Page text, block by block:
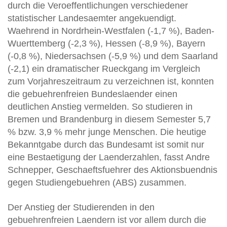
durch die Veroeffentlichungen verschiedener
statistischer Landesaemter angekuendigt.
Waehrend in Nordrhein-Westfalen (-1,7 %), Baden-
Wuerttemberg (-2,3 %), Hessen (-8,9 %), Bayern
(-0,8 %), Niedersachsen (-5,9 %) und dem Saarland
(-2,1) ein dramatischer Rueckgang im Vergleich
zum Vorjahreszeitraum zu verzeichnen ist, konnten
die gebuehrenfreien Bundeslaender einen
deutlichen Anstieg vermelden. So studieren in
Bremen und Brandenburg in diesem Semester 5,7
% bzw. 3,9 % mehr junge Menschen. Die heutige
Bekanntgabe durch das Bundesamt ist somit nur
eine Bestaetigung der Laenderzahlen, fasst Andre
Schnepper, Geschaeftsfuehrer des Aktionsbuendnis
gegen Studiengebuehren (ABS) zusammen.
Der Anstieg der Studierenden in den
gebuehrenfreien Laendern ist vor allem durch die